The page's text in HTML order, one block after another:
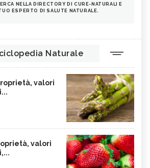
NELLA DIRECTORY DI CURE-NATURALI E
ESPERTO DI SALUTE NATURALE.
Naturale
valori
valori